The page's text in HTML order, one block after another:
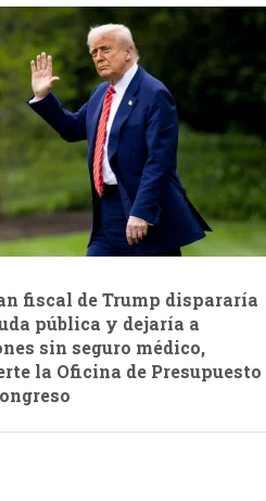
fiscal de Trump dispararía
pública y dejaría a
sin seguro médico,
la Oficina de Presupuesto